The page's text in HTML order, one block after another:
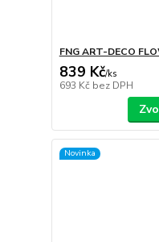
FNG ART-DECO
839 Kč/ks
693 Kč bez DPH
Novinka